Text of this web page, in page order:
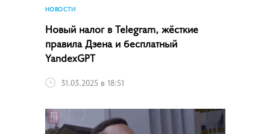
НОВОСТИ
Новый налог в Telegram, жёсткие
правила Дзена и бесплатный
YandexGPT
31.03.2025 в 18:51